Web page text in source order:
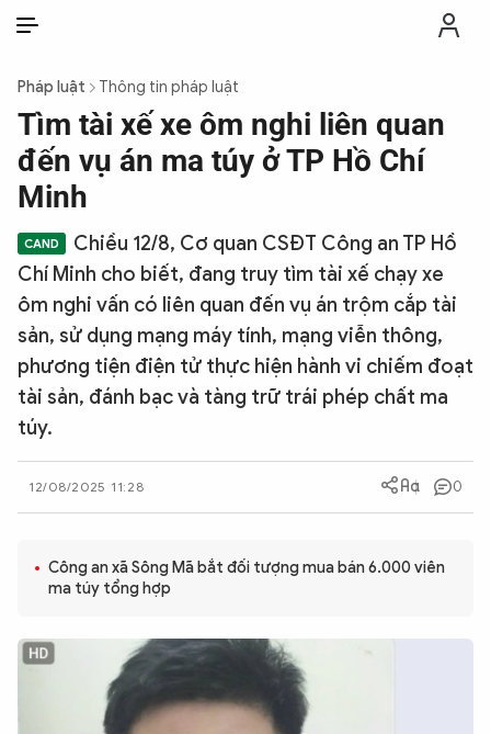
THỜI SỰ
CHỐNG DIỄN BIẾN HÒA BÌNH
CÔNG AN TRONG LÒNG DÂN
XÃ HỘI
PHÁP LUẬT
QUỐC TẾ
VĂN HÓA - THỂ THAO
BẠN ĐỌC & CAND
ĐA PHƯƠNG TIỆN
Pháp luật Thông tin pháp luật
Tìm tài xế xe ôm nghi liên quan
đến vụ án ma túy ở TP Hồ Chí
Minh
Chiều 12/8, Cơ quan CSĐT Công an TP Hồ
Chí Minh cho biết, đang truy tìm tài xế chạy xe
ôm nghi vấn có liên quan đến vụ án trộm cắp tài
sản, sử dụng mạng máy tính, mạng viễn thông,
phương tiện điện tử thực hiện hành vi chiếm đoạt
tài sản, đánh bạc và tàng trữ trái phép chất ma
túy.
12/08/2025 11:28 0
Công an xã Sông Mã bắt đối tượng mua bán 6.000 viên
ma túy tổng hợp